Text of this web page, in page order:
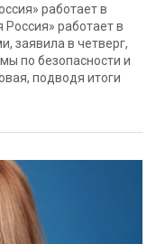
работает в
работает в
заявила в четверг,
по безопасности и
подводя итоги